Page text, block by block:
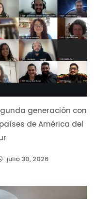
generación con
de América del
julio 30, 2026